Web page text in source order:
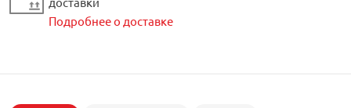
Подробнее о доставке